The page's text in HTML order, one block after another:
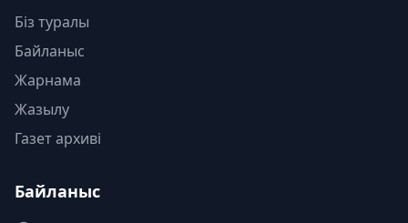
Біз туралы
Байланыс
Жарнама
Жазылу
Газет архиві
Байланыс